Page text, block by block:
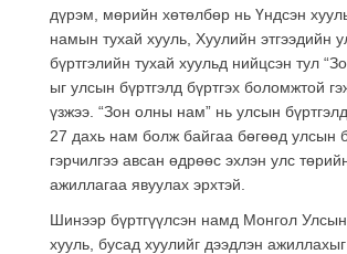
дүрэм, мөрийн хөтөлбөр нь Үндсэн
намын тухай хууль, Хуулийн этгээдийн
бүртгэлийн тухай хуульд нийцсэн тул
ыг улсын бүртгэлд бүртгэх боломжтой
үзжээ. “Зон олны нам” нь улсын
27 дахь нам болж байгаа бөгөөд улсын
гэрчилгээ авсан өдрөөс эхлэн улс
ажиллагаа явуулах эрхтэй.
Шинээр бүртгүүлсэн намд Монгол
хууль, бусад хуулийг дээдлэн